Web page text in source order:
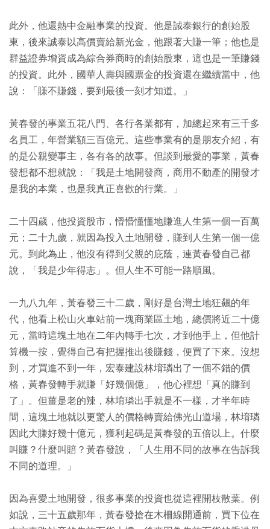
此外，他還熱中金融事業的投資。他是誠泰銀行的創始股
東，後來誠泰以高價賣給新光金，他跟著大賺一筆；他也是
群益證券增資成為綜合券商時的創始股東，這也是一筆賺錢
的投資。此外，國華人壽與國票金的投資還在繼續當中，他
說：「賺不賺錢，要到最後一刻才知道。」
黃春發的事業五花八門、各行各業都有，加總起來有三千多
名員工，年營業額三百億元。這些事業有的是朋友介紹，有
的是公親變事主，各有各的故事。但談到最愛的事業，黃春
發想都不想就說：「我是土地開發商，商用不動產的開發才
是我的本業，也是我真正喜歡的行業。」
二十四歲，他投資股市，懵懵懂懂地賺進人生第一個一百萬
元；二十九歲，就因為投入土地開發，賺到人生第一個一億
元。到此為止，他沒有得到父親的庇蔭，連黃春發自己都
說，「我是少年得志」。但人生不可能一路順風。
一九八九年，黃春發三十二歲，剛好是台灣土地狂飆的年
代，他看上松山火車站前一塊商業區土地，總價將近二十億
元，當時這塊土地在二年內轉手七次，才到他手上，但他計
算機一按，覺得自己有把握推出後賺錢，便買了下來。沒想
到，才買進不到一年，宏泰建設林堉璘出了一個不錯的價
格，黃春發轉手就賺「好幾個億」，他心裡想「真的賺到
了」。但薑是老的辣，林堉璘出手就是不一樣，才半年時
間，這塊土地就以更驚人的價格轉賣給佛光山道場，林堉璘
因此大賺好幾十億元，獲利起碼是黃春發的五倍以上。什麼
叫賺？什麼叫賠？黃春發說，「人生用不同的故事在告訴我
不同的道理。」
因為喜愛土地開發，很多事業的投資也從這裡開枝散葉。例
如說，三十五歲那年，黃春發搶在木柵線開通前，買下位在